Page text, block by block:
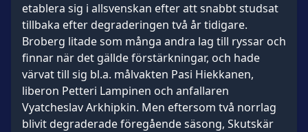
etablera sig i allsvenskan efter att snabbt studsat
tillbaka efter degraderingen två år tidigare.
Broberg litade som många andra lag till ryssar och
finnar när det gällde förstärkningar, och hade
värvat till sig bl.a. målvakten Pasi Hiekkanen,
liberon Petteri Lampinen och anfallaren
Vyatcheslav Arkhipkin. Men eftersom två norrlag
blivit degraderade föregående säsong, Skutskär